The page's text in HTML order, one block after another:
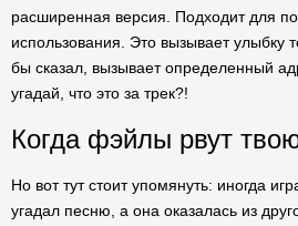
расширенная версия. Подходит для
использования. Это вызывает улыбку
бы сказал, вызывает определенный
угадай, что это за трек?!
Когда фэйлы рвут
Но вот тут стоит упомянуть: иногда
угадал песню, а она оказалась из